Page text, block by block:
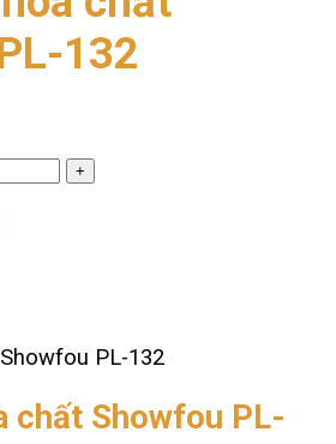
132
PL-132
chất Showfou PL-